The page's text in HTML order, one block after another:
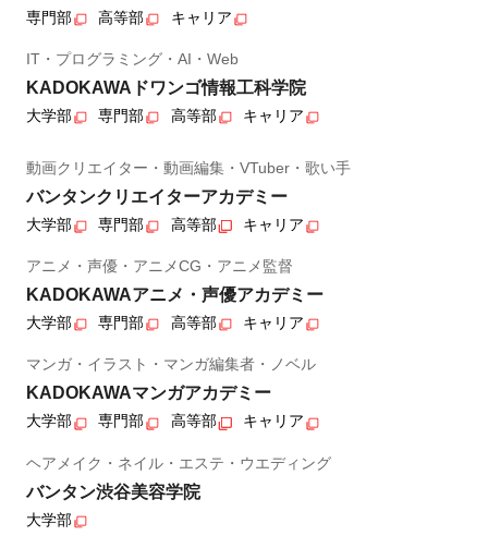
専門部 高等部 キャリア
IT・プログラミング・AI・Web
KADOKAWAドワンゴ情報工科学院
大学部 専門部 高等部 キャリア
動画クリエイター・動画編集・VTuber・歌い手
バンタンクリエイターアカデミー
大学部 専門部 高等部 キャリア
アニメ・声優・アニメCG・アニメ監督
KADOKAWAアニメ・声優アカデミー
大学部 専門部 高等部 キャリア
マンガ・イラスト・マンガ編集者・ノベル
KADOKAWAマンガアカデミー
大学部 専門部 高等部 キャリア
ヘアメイク・ネイル・エステ・ウエディング
バンタン渋谷美容学院
大学部